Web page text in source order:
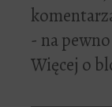
- na
Więcej o